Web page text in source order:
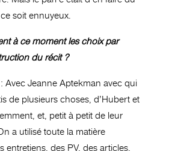
soit ennuyeux.
à ce moment les choix par
du récit ?
Avec Jeanne Aptekman avec qui
de plusieurs choses, d’Hubert et
et, petit à petit de leur
a utilisé toute la matière
entretiens, des PV, des articles,